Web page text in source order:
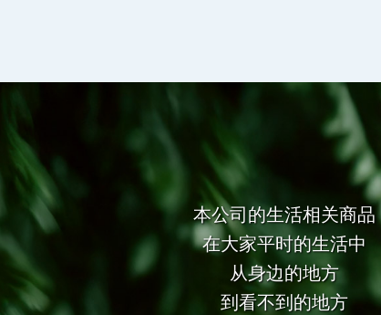
本公司的生活相关商品
在大家平时的生活中
从身边的地方
到看不到的地方